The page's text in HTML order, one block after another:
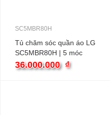
SC5MBR80H
Tủ chăm sóc quần áo LG
SC5MBR80H | 5 móc
36.000.000 ₫